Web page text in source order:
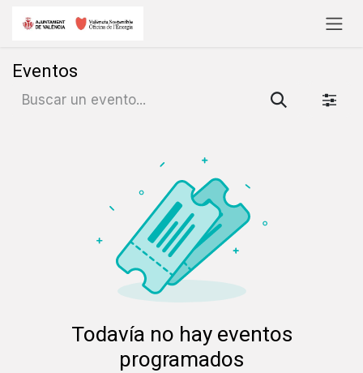
Eventos
Todavía no hay eventos
programados